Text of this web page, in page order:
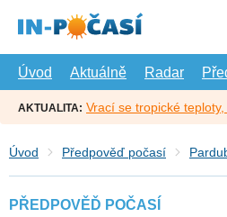
hlavní
Úvod
Aktuálně Radar
AKTUALITA: Vrací se tropické
Úvod Předpověď počasí
PŘEDPOVĚĎ POČASÍ